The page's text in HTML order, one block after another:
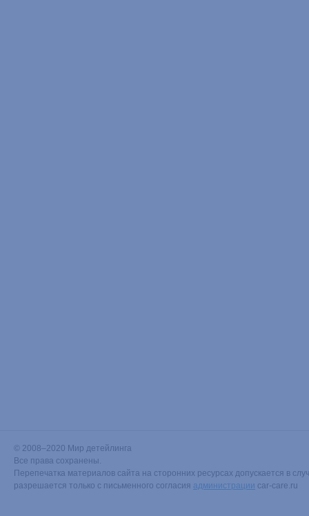
© 2008–2020 Мир детейлинга
Все права сохранены.
Перепечатка материалов сайта на сторонних ресурсах допускается в
разрешается только с письменного согласия администрации car-care.ru